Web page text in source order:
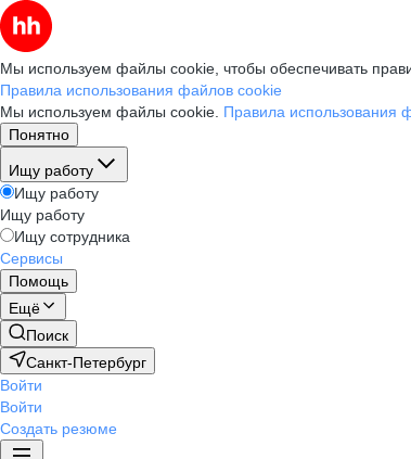
Мы используем файлы cookie, чтобы обеспечивать
Правила использования файлов cookie
Мы используем файлы cookie. Правила использования
Понятно
Ищу работу
Ищу работу
Ищу работу
Ищу сотрудника
Сервисы
Помощь
Ещё
Поиск
Санкт-Петербург
Войти
Войти
Создать резюме